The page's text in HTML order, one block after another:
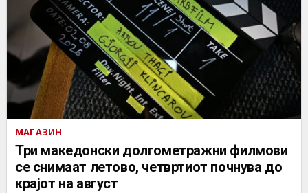
МАГАЗИН
Три македонски долгометражни филмови
се снимаат летово, четвртиот почнува до
крајот на август